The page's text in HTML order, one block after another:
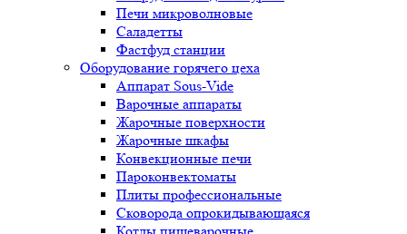
Печи микроволновые
Саладетты
Фастфуд станции
Оборудование горячего цеха
Аппарат Sous-Vide
Варочные аппараты
Жарочные поверхности
Жарочные шкафы
Конвекционные печи
Пароконвектоматы
Плиты профессиональные
Сковорода опрокидывающаяся